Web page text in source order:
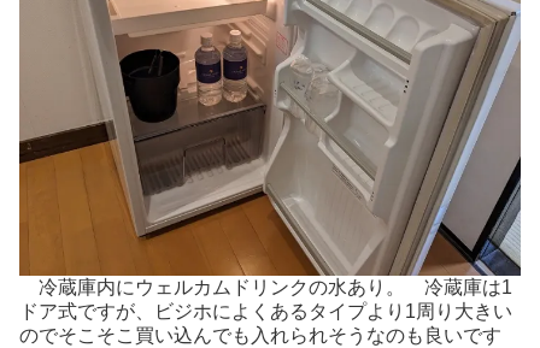
冷蔵庫内にウェルカムドリンクの水あり。 冷蔵庫は1
ドア式ですが、ビジホによくあるタイプより1周り大きい
のでそこそこ買い込んでも入れられそうなのも良いです